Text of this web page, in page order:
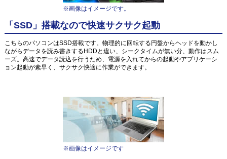
※画像はイメージです。
「SSD」搭載なので快速サクサク起動
こちらのパソコンはSSD搭載です。物理的に回転する円盤からヘッドを動かし
ながらデータを読み書きするHDDと違い、シークタイムが無い分、動作はスム
ーズ。高速でデータ読込を行うため、電源を入れてからの起動やアプリケーシ
ョン起動が素早く、サクサク快適に作業ができます。
※画像はイメージです